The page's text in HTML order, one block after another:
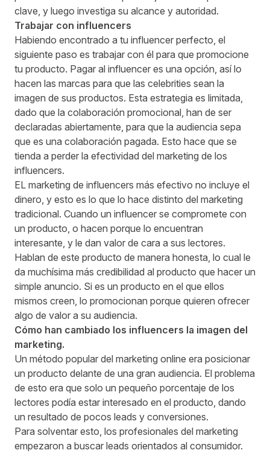
clave, y luego investiga su alcance y autoridad.
Trabajar con influencers
Habiendo encontrado a tu influencer perfecto, el
siguiente paso es trabajar con él para que promocione
tu producto. Pagar al influencer es una opción, así lo
hacen las marcas para que las celebrities sean la
imagen de sus productos. Esta estrategia es limitada,
dado que la colaboración promocional, han de ser
declaradas abiertamente, para que la audiencia sepa
que es una colaboración pagada. Esto hace que se
tienda a perder la efectividad del marketing de los
influencers.
EL marketing de influencers más efectivo no incluye el
dinero, y esto es lo que lo hace distinto del marketing
tradicional. Cuando un influencer se compromete con
un producto, o hacen porque lo encuentran
interesante, y le dan valor de cara a sus lectores.
Hablan de este producto de manera honesta, lo cual le
da muchísima más credibilidad al producto que hacer un
simple anuncio. Si es un producto en el que ellos
mismos creen, lo promocionan porque quieren ofrecer
algo de valor a su audiencia.
Cómo han cambiado los influencers la imagen del
marketing.
Un método popular del marketing online era posicionar
un producto delante de una gran audiencia. El problema
de esto era que solo un pequeño porcentaje de los
lectores podía estar interesado en el producto, dando
un resultado de pocos leads y conversiones.
Para solventar esto, los profesionales del marketing
empezaron a buscar leads orientados al consumidor.